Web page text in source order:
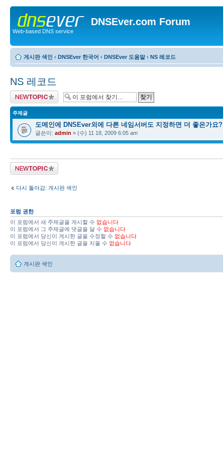
DNSEver.com Forum
Web-based DNS service
게시판 색인 ‹ DNSEver 한국어 ‹ DNSEver 도움말 ‹ NS 레코드
NS 레코드
새 주제글 올리기
주제글
도메인에 DNSEver외에 다른 네임서버도 지정하면 더 좋은가요?
글쓴이: admin » (수) 11 18, 2009 6:05 am
새 주제글 올리기
다시 돌아감: 게시판 색인
포럼 권한
이 포럼에서 새 주제글을 게시할 수 없습니다
이 포럼에서 그 주제글에 댓글을 달 수 없습니다
이 포럼에서 당신이 게시한 글을 수정할 수 없습니다
이 포럼에서 당신이 게시한 글을 지울 수 없습니다
게시판 색인